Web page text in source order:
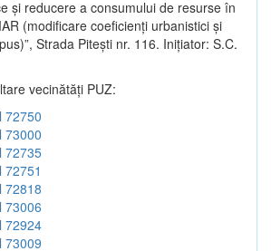
și reducere a consumului de resurse în
(modificare coeficienți urbanistici și
Strada Pitești nr. 116. Inițiator: S.C.
vecinătăți PUZ:
72750
73000
72735
72751
72818
73006
72924
73009